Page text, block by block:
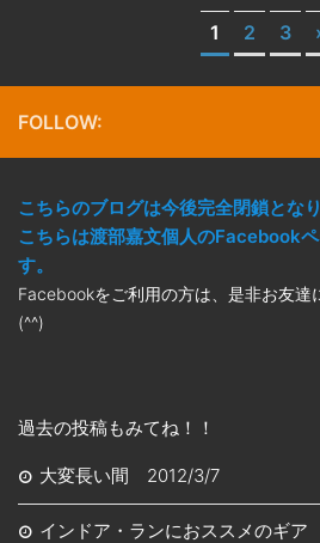
1 2 3
FOLLOW:
こちらのブログは今後完全閉鎖となり
こちらは渡部嘉文個人のFacebook
す。
Facebookをご利用の方は、是非お友達
(^^)
過去の投稿もみてね！！
大変長い間 2012/3/7
インドア・ランにおススメのギ